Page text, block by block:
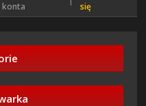
konta
się